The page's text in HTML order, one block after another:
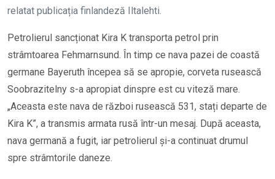
relatat publicația finlandeză Iltalehti.
Petrolierul sancționat Kira K transporta petrol prin
strâmtoarea Fehmarnsund. În timp ce nava pazei de coastă
germane Bayeruth începea să se apropie, corveta rusească
Soobrazitelny s-a apropiat dinspre est cu viteză mare.
„Aceasta este nava de război rusească 531, stați departe de
Kira K”, a transmis armata rusă într-un mesaj. După aceasta,
nava germană a fugit, iar petrolierul și-a continuat drumul
spre strâmtorile daneze.